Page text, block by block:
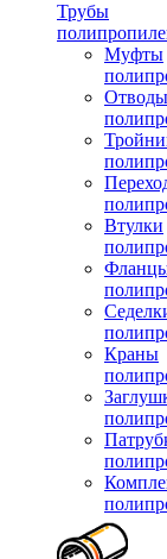
Трубы
Муфты
Отводы
Втулки
Краны